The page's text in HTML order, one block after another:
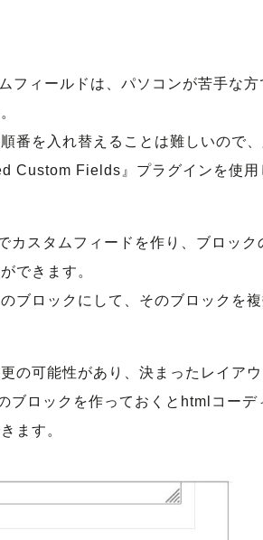
フィールドは、パソコンが苦手な方
番を入れ替えることは難しいので
Custom Fields』プラグインを使用
カスタムフィードを作り、ブロック
できます。
ブロックにして、そのブロックを
の可能性があり、決まったレイア
ブロックを作っておくとhtmlコーデ
ます。